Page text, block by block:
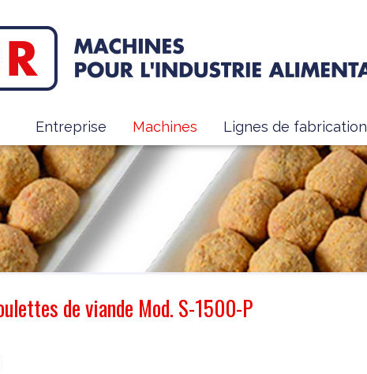
Entreprise Machines Lignes de fabrication
de viande Mod. S-1500-P